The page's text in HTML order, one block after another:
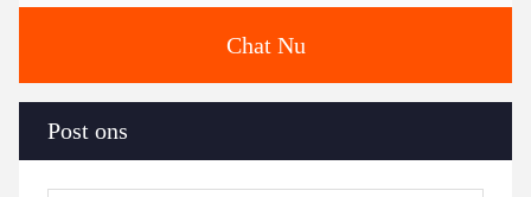
Chat Nu
Post ons